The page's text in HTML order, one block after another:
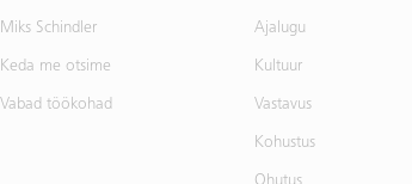
Miks Schindler
Keda me otsime
Vabad töökohad
Ajalugu
Kultuur
Vastavus
Kohustus